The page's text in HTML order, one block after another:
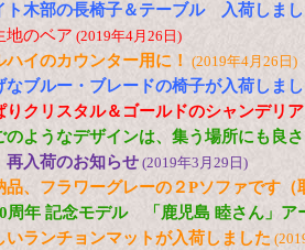
ト木部の長椅子＆テーブル 入荷しま
地のベア (2019年4月26日)
ハイのカウンター用に！ (2019年4月26日)
なブルー・ブレードの椅子が入荷しま
りクリスタル＆ゴールドのシャンデリ
のようなデザインは、集う場所にも良
再入荷のお知らせ (2019年3月29日)
品、フラワーグレーの２Pソファです（
周年 記念モデル 「鹿児島 睦さん」
いランチョンマットが入荷しました